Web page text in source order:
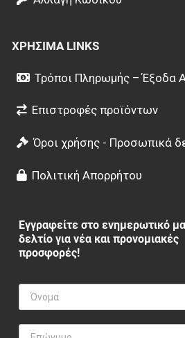
ΧΡΉΣΙΜΑ LINKS
Τρόποι Πληρωμής – Έξοδα
Επιστροφές προϊόντων
Όροι χρήσης - Προσωπικά
Πολιτική Απορρήτου
Εγγραφείτε στο ενημερωτικό
δελτίο για νέα και προνομιακές
προσφορές!